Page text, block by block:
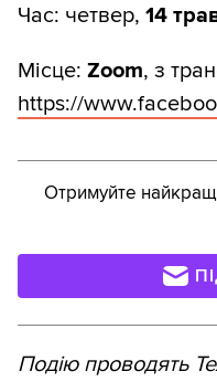
Час: четвер, 14
Місце: Zoom, з
https://
Отримуйте
Подію проводять